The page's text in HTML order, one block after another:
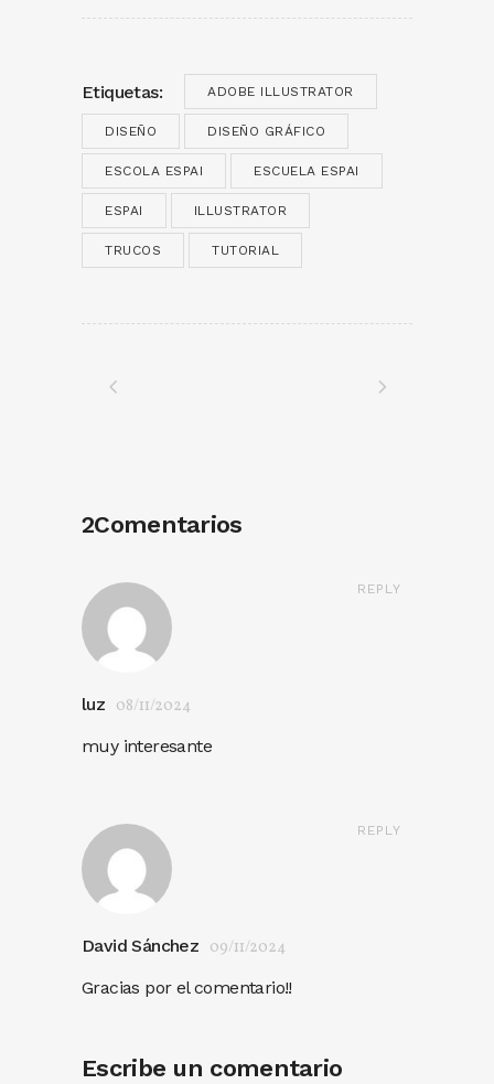
Etiquetas: ADOBE ILLUSTRATOR
DISEÑO DISEÑO GRÁFICO
ESCOLA ESPAI ESCUELA ESPAI
ESPAI ILLUSTRATOR
TRUCOS TUTORIAL
2Comentarios
REPLY
luz 08/11/2024
muy interesante
REPLY
David Sánchez 09/11/2024
Gracias por el comentario!!
Escribe un comentario